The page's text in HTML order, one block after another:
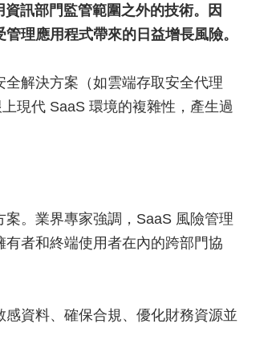
訊部門監管範圍之外的技術。因
理應用程式帶來的日益增長風險。
解決方案（如雲端存取安全代理
現代 SaaS 環境的複雜性，產生過
。業界專家強調，SaaS 風險管理
者和終端使用者在內的跨部門協
資料、確保合規、優化財務資源並